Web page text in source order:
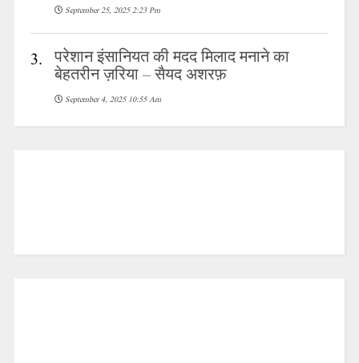
September 25, 2025 2:23 Pm
3. परेशान इंसानियत की मदद मिलाद मनाने का
बेहतरीन ज़रिया – सैयद अशरफ़
September 4, 2025 10:55 Am